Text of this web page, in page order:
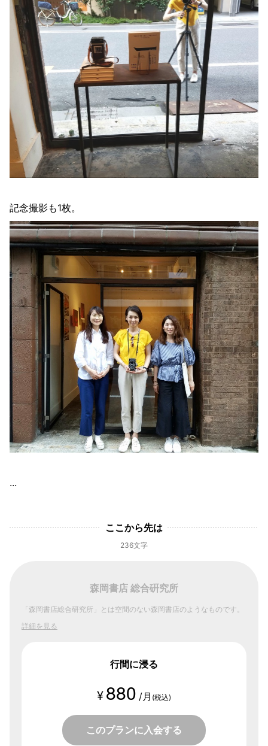
記念撮影も1枚。
...
ここから先は
236文字
森岡書店 総合硏究所
「森岡書店総合研究所」とは空間のない森岡書店のようなものです。
詳細を見る
行間に浸る
¥ 880 /月 (税込)
このプランに入会する